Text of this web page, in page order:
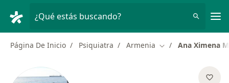
¿Qué estás buscando?
Página De Inicio Psiquiatra Armenia Cambiar de ciudad
Ana Ximena